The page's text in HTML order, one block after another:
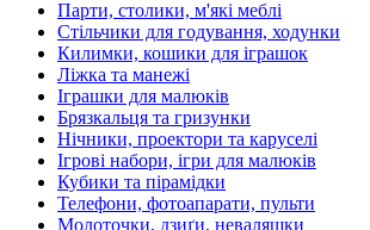
Парти, столики, м'які меблі
Стільчики для годування, ходунки
Килимки, кошики для іграшок
Ліжка та манежі
Іграшки для малюків
Брязкальця та гризунки
Нічники, проектори та каруселі
Ігрові набори, ігри для малюків
Кубики та пірамідки
Телефони, фотоапарати, пульти
Молоточки, дзиґи, неваляшки